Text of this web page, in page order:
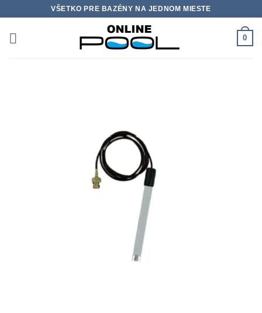
content
VŠETKO PRE BAZÉNY NA JEDNOM MIESTE
0